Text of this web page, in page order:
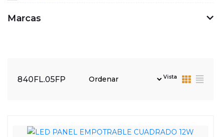
Marcas
840FL.05FP Vista